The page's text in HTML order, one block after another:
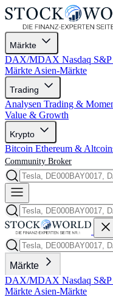
Märkte
DAX/MDAX Nasdaq
Märkte Asien-Märkte
Trading
Analysen Trading &
Value & Growth
Krypto
Bitcoin Ethereum &
Community Broker
Märkte
DAX/MDAX Nasdaq
Märkte Asien-Märkte